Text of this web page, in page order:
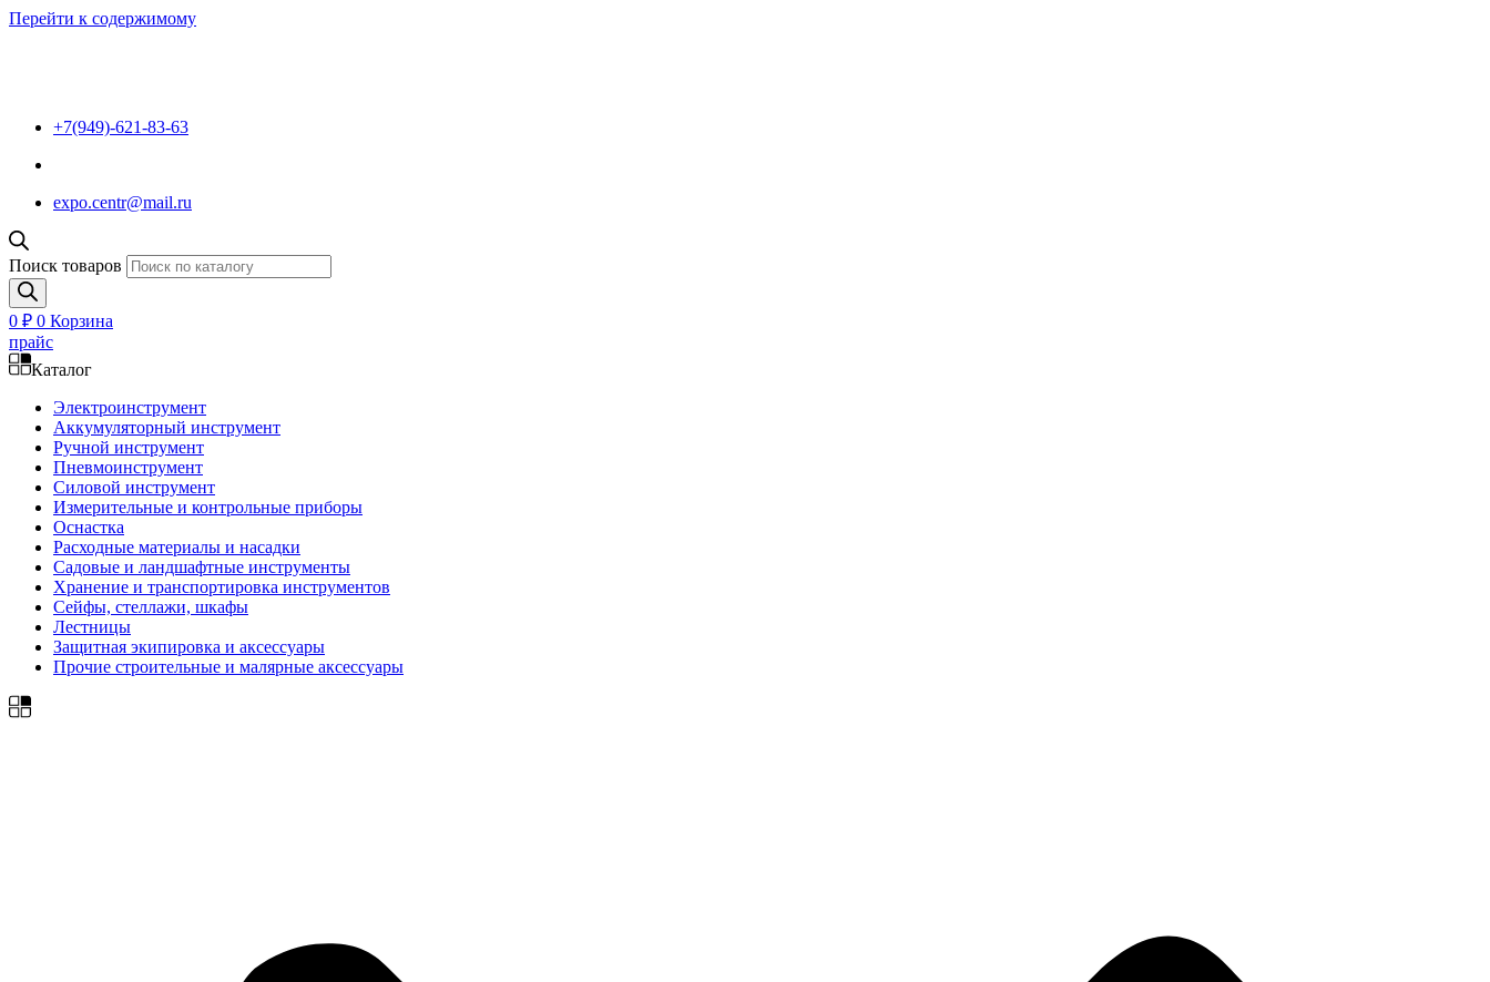
Перейти к содержимому
+7(949)-621-83-63
expo.centr@mail.ru
Поиск товаров
0 ₽ 0 Корзина
прайс
Каталог
Электроинструмент
Аккумуляторный инструмент
Ручной инструмент
Пневмоинструмент
Силовой инструмент
Измерительные и контрольные приборы
Оснастка
Расходные материалы и насадки
Садовые и ландшафтные инструменты
Хранение и транспортировка инструментов
Сейфы, стеллажи, шкафы
Лестницы
Защитная экипировка и аксессуары
Прочие строительные и малярные аксессуары